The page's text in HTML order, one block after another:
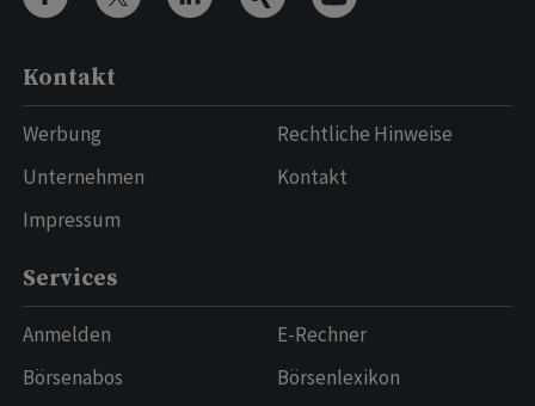
Kontakt
Werbung
Unternehmen
Impressum
Rechtliche Hinweise
Kontakt
Services
Anmelden
Börsenabos
E-Rechner
Börsenlexikon